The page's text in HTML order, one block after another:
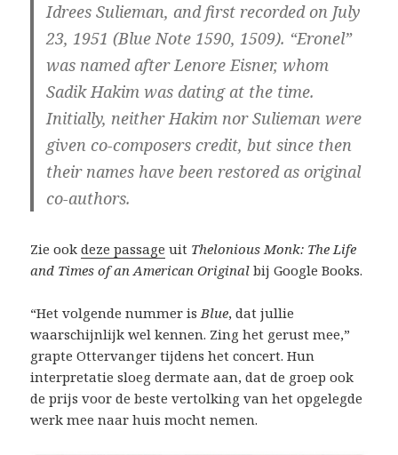
Idrees Sulieman, and first recorded on July
23, 1951 (Blue Note 1590, 1509). “Eronel”
was named after Lenore Eisner, whom
Sadik Hakim was dating at the time.
Initially, neither Hakim nor Sulieman were
given co-composers credit, but since then
their names have been restored as original
co-authors.
Zie ookdeze passage uit Thelonious Monk: The Life
and Times of an American Original bij Google Books.
“Het volgende nummer isBlue, dat jullie
waarschijnlijk wel kennen. Zing het gerust mee,”
grapte Ottervanger tijdens het concert. Hun
interpretatie sloeg dermate aan, dat de groep ook
de prijs voor de beste vertolking van het opgelegde
werk mee naar huis mocht nemen.